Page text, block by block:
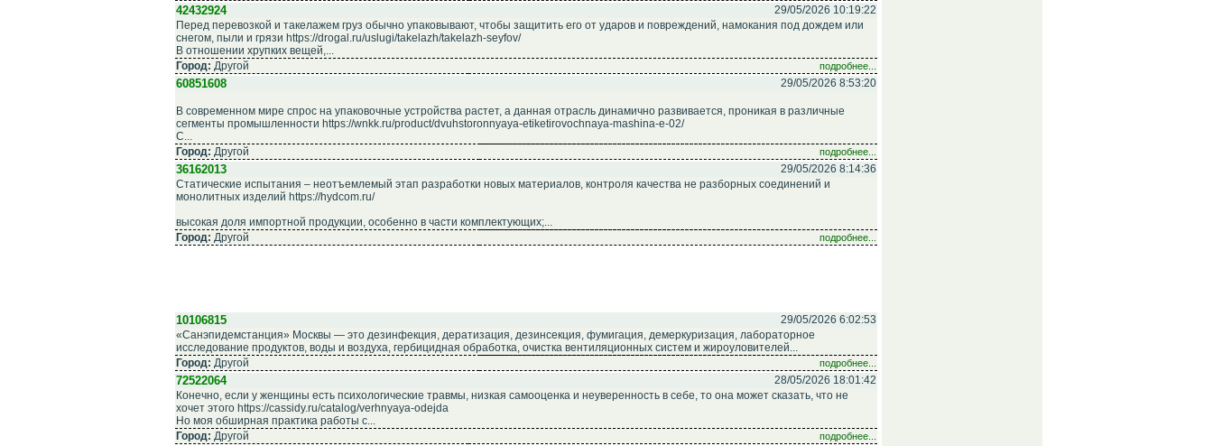
42432924
29/05/2026 10:19:22
Перед перевозкой и такелажем груз обычно упаковывают, чтобы защитить его от ударов и повреждений, намокания под дождем или
снегом, пыли и грязи https://drogal.ru/uslugi/takelazh/takelazh-seyfov/
В отношении хрупких вещей,...
Город: Другой подробнее...
60851608 29/05/2026 8:53:20
В современном мире спрос на упаковочные устройства растет, а данная отрасль динамично развивается, проникая в различные
сегменты промышленности https://wnkk.ru/product/dvuhstoronnyaya-etiketirovochnaya-mashina-e-02/
С...
Город: Другой подробнее...
36162013
29/05/2026 8:14:36
Статические испытания – неотъемлемый этап разработки новых материалов, контроля качества не разборных соединений и
монолитных изделий https://hydcom.ru/
высокая доля импортной продукции, особенно в части комплектующих;...
Город: Другой подробнее...
10106815
29/05/2026 6:02:53
«Санэпидемстанция» Москвы — это дезинфекция, дератизация, дезинсекция, фумигация, демеркуризация, лабораторное
исследование продуктов, воды и воздуха, гербицидная обработка, очистка вентиляционных систем и жироуловителей...
Город: Другой подробнее...
72522064
28/05/2026 18:01:42
Конечно, если у женщины есть психологические травмы, низкая самооценка и неуверенность в себе, то она может сказать, что не
хочет этого https://cassidy.ru/catalog/verhnyaya-odejda
Но моя обширная практика работы с...
Город: Другой подробнее...